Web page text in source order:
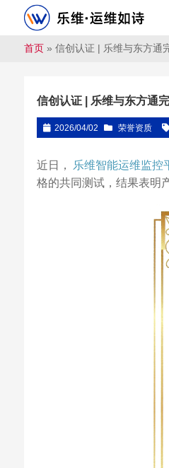
首页» 信创认证 | 乐维与东方通
信创认证 | 乐维与东方通
2026/04/02 荣誉资质
近日， 乐维智能运维监控
格的共同测试，结果表明